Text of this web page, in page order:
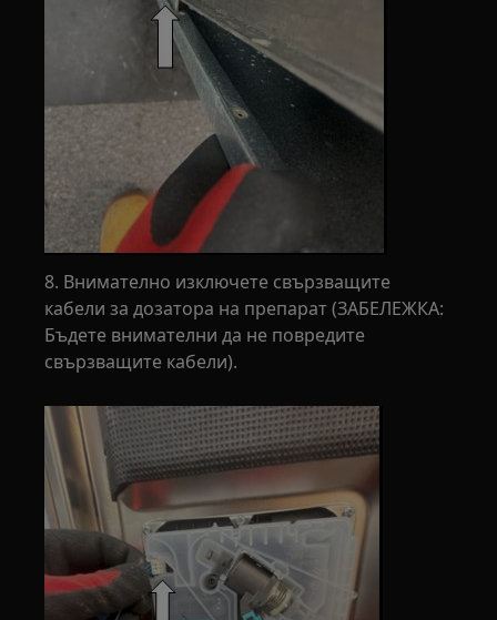
8. Внимателно изключете свързващите
кабели за дозатора на препарат (ЗАБЕЛЕЖКА:
Бъдете внимателни да не повредите
свързващите кабели).